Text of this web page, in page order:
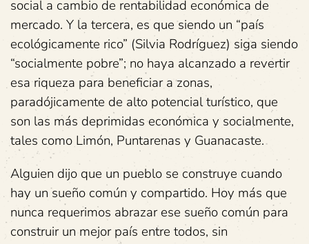
social a cambio de rentabilidad económica de
mercado. Y la tercera, es que siendo un “país
ecológicamente rico” (Silvia Rodríguez) siga siendo
“socialmente pobre”; no haya alcanzado a revertir
esa riqueza para beneficiar a zonas,
paradójicamente de alto potencial turístico, que
son las más deprimidas económica y socialmente,
tales como Limón, Puntarenas y Guanacaste.
Alguien dijo que un pueblo se construye cuando
hay un sueño común y compartido. Hoy más que
nunca requerimos abrazar ese sueño común para
construir un mejor país entre todos, sin